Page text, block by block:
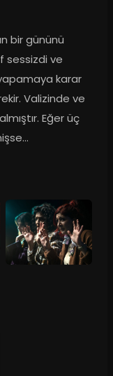
bir gününü
sessizdi ve
karar
Valizinde ve
Eğer üç